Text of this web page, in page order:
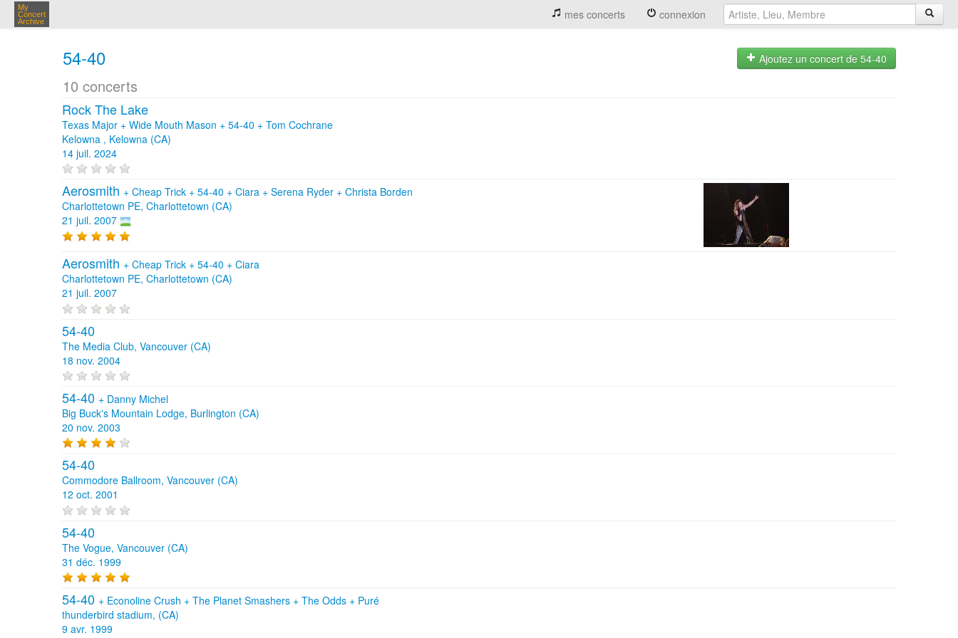
My
Concert
Archive
mes concerts connexion
54-40
10 concerts
Ajoutez un concert de 54-40
Rock The Lake
Texas Major + Wide Mouth Mason + 54-40 + Tom Cochrane
Kelowna , Kelowna (CA)
14 juil. 2024
Aerosmith + Cheap Trick + 54-40 + Ciara + Serena Ryder + Christa Borden
Charlottetown PE, Charlottetown (CA)
21 juil. 2007
Aerosmith + Cheap Trick + 54-40 + Ciara
Charlottetown PE, Charlottetown (CA)
21 juil. 2007
54-40
The Media Club, Vancouver (CA)
18 nov. 2004
54-40 + Danny Michel
Big Buck's Mountain Lodge, Burlington (CA)
20 nov. 2003
54-40
Commodore Ballroom, Vancouver (CA)
12 oct. 2001
54-40
The Vogue, Vancouver (CA)
31 déc. 1999
54-40 + Econoline Crush + The Planet Smashers + The Odds + Puré
thunderbird stadium, (CA)
9 avr. 1999